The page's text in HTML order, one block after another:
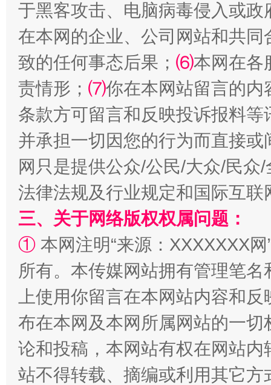
漫山遍野的桃花与雪山、麦地、白藏房 除
于黑客攻击、电脑病毒侵入或
在本网的企业、公司网站和共
致的任何事态后果； ⑹本网在各
责情形； ⑺你在本网站留言的内
条款方可留言和反映投诉报料
并承担一切因您的行为而直接
网只是提供公众/公民/大众/民
法律法规及行业规定和国际互
三、关于网络版权权属问题：
① 本网注明“来源：XXXXXXX
所有。本传媒网站拥有管理笔
上使用你留言在本网站内容和
布在本网及本网所属网站的一
论和投稿，本网站有权在网站
站不得转载、摘编或利用其它